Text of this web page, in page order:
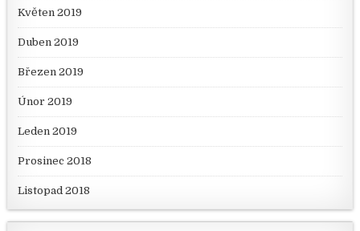
Květen 2019
Duben 2019
Březen 2019
Únor 2019
Leden 2019
Prosinec 2018
Listopad 2018